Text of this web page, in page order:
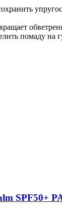
помаду на
SPF50+